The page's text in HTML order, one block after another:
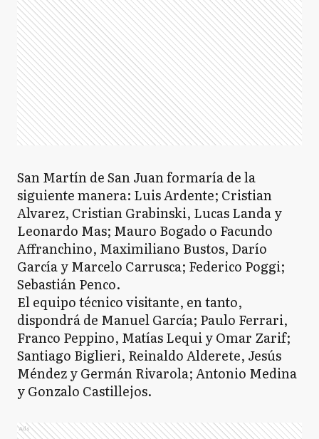
San Martín de San Juan formaría de la
siguiente manera: Luis Ardente; Cristian
Alvarez, Cristian Grabinski, Lucas Landa y
Leonardo Mas; Mauro Bogado o Facundo
Affranchino, Maximiliano Bustos, Darío
García y Marcelo Carrusca; Federico Poggi;
Sebastián Penco.
El equipo técnico visitante, en tanto,
dispondrá de Manuel García; Paulo Ferrari,
Franco Peppino, Matías Lequi y Omar Zarif;
Santiago Biglieri, Reinaldo Alderete, Jesús
Méndez y Germán Rivarola; Antonio Medina
y Gonzalo Castillejos.
Ads